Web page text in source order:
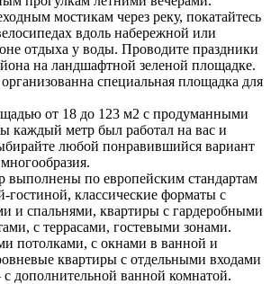
мостикам через реку, покатайтесь
вдоль набережной или
отдыха у воды. Проводите праздники
на ландшафтной зеленой площадке.
специальная площадка для
от 18 до 123 м2 с продуманными
каждый метр был работал на вас и
любой понравившийся вариант
выполнены по европейским стандартам
гостиной, классические форматы с
и спальнями, квартиры с гардеробными
с террасами, гостевыми зонами.
потолками, с окнами в ванной и
квартиры с отдельными входами
дополнительной ванной комнатой.